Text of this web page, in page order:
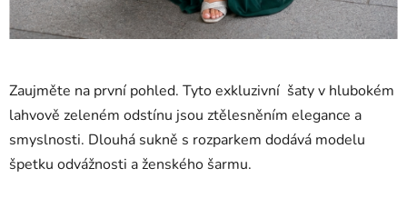
Zaujměte na první pohled. Tyto exkluzivní šaty v hlubokém
lahvově zeleném odstínu jsou ztělesněním elegance a
smyslnosti. Dlouhá sukně s rozparkem dodává modelu
špetku odvážnosti a ženského šarmu.